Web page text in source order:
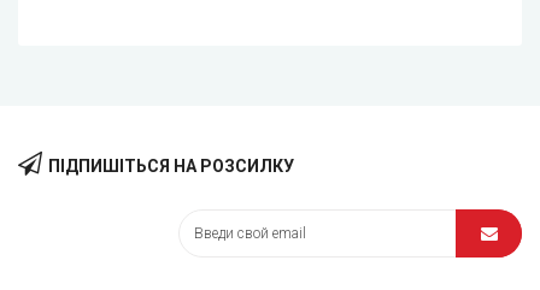
ПІДПИШІТЬСЯ НА РОЗСИЛКУ